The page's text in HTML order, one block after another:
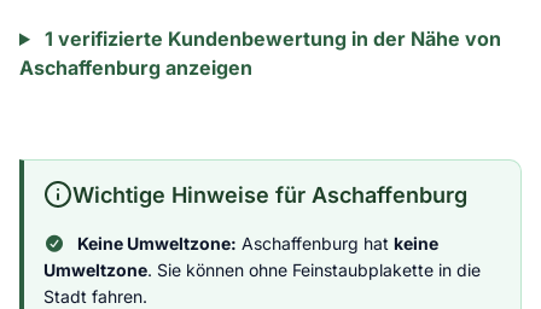
1 verifizierte Kundenbewertung in der Nähe von
Aschaffenburg anzeigen
Wichtige Hinweise für Aschaffenburg
Keine Umweltzone: Aschaffenburg hat keine
Umweltzone. Sie können ohne Feinstaubplakette in die
Stadt fahren.